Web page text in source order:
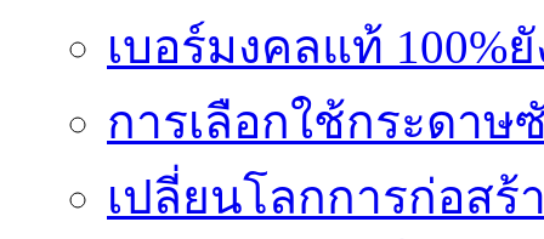
เบอร์มงคลแท้
การเลือกใช้กระดา
เปลี่ยนโลกการก่อสร้